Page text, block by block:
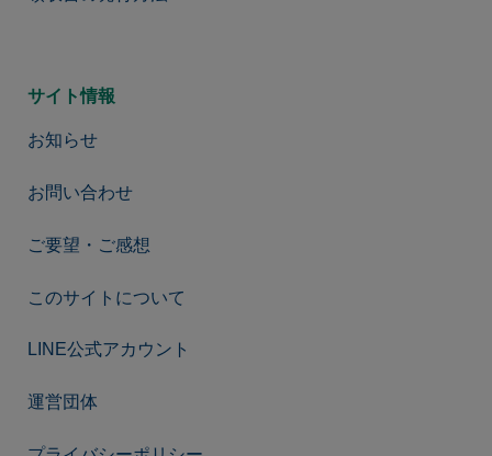
サイト情報
お知らせ
お問い合わせ
ご要望・ご感想
このサイトについて
LINE公式アカウント
運営団体